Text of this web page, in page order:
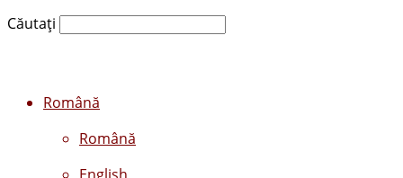
Căutați
Română
Română